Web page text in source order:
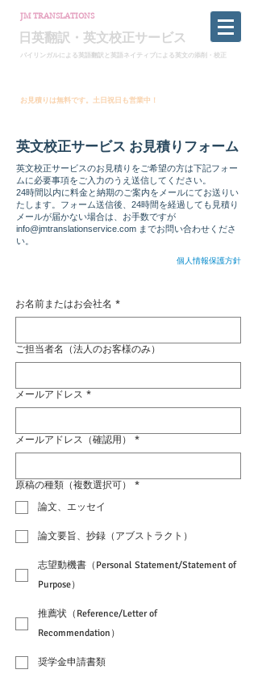
JM TRANSLATIONS
日英翻訳・英文校正サービス
バイリンガルによる英語翻訳と英語ネイティブによる英文の添削・校正
​お見積りは無料です。土日祝日も営業中！
​英文校正サービス お見積りフォーム
英文校正サービスのお見積りをご希望の方は下記フォー
ムに必要事項をご入力のうえ送信してください。
24時間以内に料金と納期のご案内をメールにてお送りい
たします。 フォーム送信後、24時間を経過しても見積り
メールが届かない場合は、お手数ですが
info@jmtranslationservice.com までお問い合わせくださ
い。
個人情報保護方針
お名前またはお会社名 *
ご担当者名（法人のお客様のみ）
メールアドレス *
メールアドレス（確認用） *
原稿の種類（複数選択可）
*
論文、エッセイ
論文要旨、抄録（アブストラクト）
志望動機書（Personal Statement/Statement of
Purpose）
推薦状（Reference/Letter of
Recommendation）
奨学金申請書類